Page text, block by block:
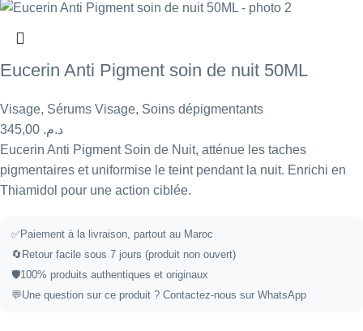
Eucerin Anti Pigment soin de nuit 50ML
Visage, Sérums Visage, Soins dépigmentants
د.م.
Eucerin Anti Pigment Soin de Nuit, atténue les taches
pigmentaires et uniformise le teint pendant la nuit. Enrichi en
Thiamidol pour une action ciblée.
✅Paiement à la livraison, partout au Maroc
🔄 Retour facile sous 7 jours (produit non ouvert)
🛡️100% produits authentiques et originaux
💬Une question sur ce produit ? Contactez-nous sur WhatsApp